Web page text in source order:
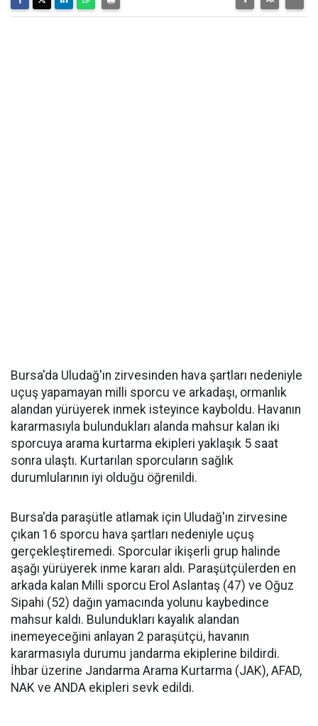
Bursa'da Uludağ'ın zirvesinden hava şartları nedeniyle
uçuş yapamayan milli sporcu ve arkadaşı, ormanlık
alandan yürüyerek inmek isteyince kayboldu. Havanın
kararmasıyla bulundukları alanda mahsur kalan iki
sporcuya arama kurtarma ekipleri yaklaşık 5 saat
sonra ulaştı. Kurtarılan sporcuların sağlık
durumlularının iyi olduğu öğrenildi.
Bursa'da paraşütle atlamak için Uludağ'ın zirvesine
çıkan 16 sporcu hava şartları nedeniyle uçuş
gerçekleştiremedi. Sporcular ikişerli grup halinde
aşağı yürüyerek inme kararı aldı. Paraşütçülerden en
arkada kalan Milli sporcu Erol Aslantaş (47) ve Oğuz
Sipahi (52) dağın yamacında yolunu kaybedince
mahsur kaldı. Bulundukları kayalık alandan
inemeyeceğini anlayan 2 paraşütçü, havanın
kararmasıyla durumu jandarma ekiplerine bildirdi.
İhbar üzerine Jandarma Arama Kurtarma (JAK), AFAD,
NAK ve ANDA ekipleri sevk edildi.